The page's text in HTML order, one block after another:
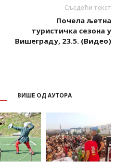
Сљедећи текст
Почела љетна
туристичка сезона у
Вишеграду, 23.5. (Видео)
ВИШЕ ОД АУТОРА